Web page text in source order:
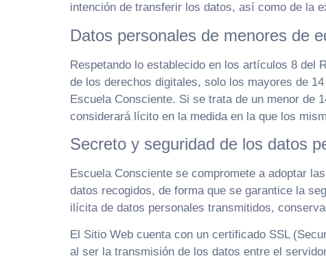
intención de transferir los datos, así como de la
Datos personales de menores de
Respetando lo establecido en los artículos 8 del
de los derechos digitales, solo los mayores de
Escuela Consciente. Si se trata de un menor de
considerará lícito en la medida en la que los
Secreto y seguridad de los datos
Escuela Consciente se compromete a adoptar
datos recogidos, de forma que se garantice la
ilícita de datos personales transmitidos,
El Sitio Web cuenta con un certificado SSL
al ser la transmisión de los datos entre el